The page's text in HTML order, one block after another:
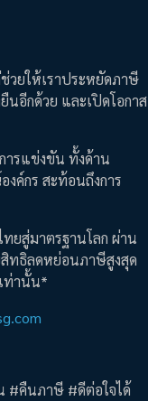
วยให้เราประหยัดภาษี
นอีกด้วย และเปิดโอกาส
ารแข่งขัน ทั้งด้าน
ค์กร สะท้อนถึงการ
ยสู่มาตรฐานโลก ผ่าน
ทธิลดหย่อนภาษีสูงสุด
ท่านั้น*
#คืนภาษี #ดีต่อใจได้